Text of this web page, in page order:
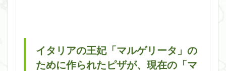
イタリアの王妃「マルゲリータ」の
ために作られたピザが、現在の「マ